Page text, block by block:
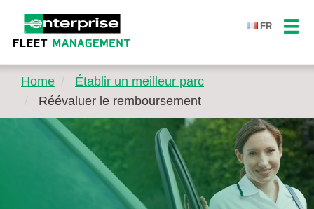
FR
Home
Établir un meilleur parc
Réévaluer le remboursement